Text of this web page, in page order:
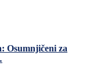
Osumnjičeni za